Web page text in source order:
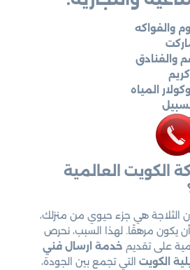
والفواكه
والفنادق
المياه
الكويت العالمية
الثلاجة هي جزء حيوي من منزلك،
يكون مرهقًا. لهذا السبب، نحرص
على تقديم خدمة ارسال فني
الكويت التي تجمع بين الجودة،